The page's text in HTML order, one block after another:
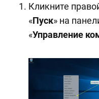
Кликните
«Пуск» на
«Управление